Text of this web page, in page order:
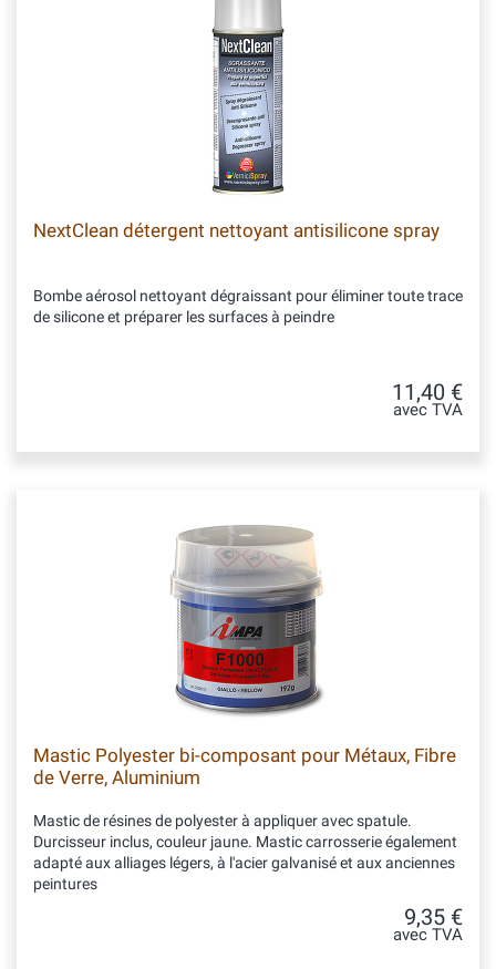
NextClean détergent nettoyant antisilicone spray
Bombe aérosol nettoyant dégraissant pour éliminer toute trace
de silicone et préparer les surfaces à peindre
11,40 €
avec TVA
Mastic Polyester bi-composant pour Métaux, Fibre
de Verre, Aluminium
Mastic de résines de polyester à appliquer avec spatule.
Durcisseur inclus, couleur jaune. Mastic carrosserie également
adapté aux alliages légers, à l'acier galvanisé et aux anciennes
peintures
9,35 €
avec TVA